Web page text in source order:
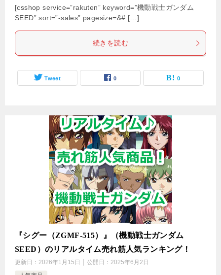
[csshop service=”rakuten” keyword=”機動戦士ガンダム
SEED” sort=”-sales” pagesize=&# […]
続きを読む
Tweet 0 0
『シグー（ZGMF-515）』（機動戦士ガンダム
SEED）のリアルタイム売れ筋人気ランキング！
更新日： 2026年1月15日 公開日： 2025年6月2日